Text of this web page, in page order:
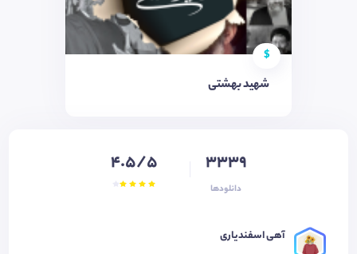
$
شهید بهشتی
3339
دانلودها
4.5/5
آهی اسفندیاری